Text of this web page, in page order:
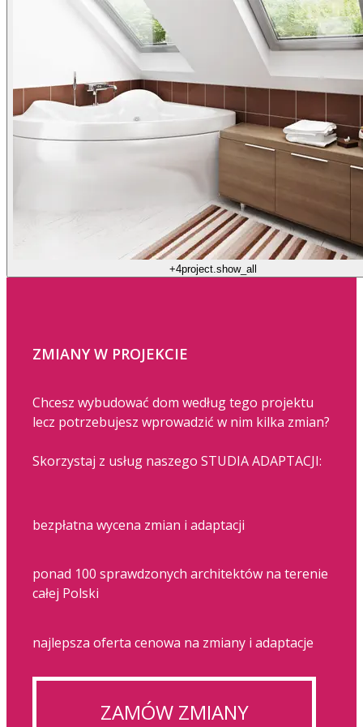
+4project.show_all
ZMIANY W PROJEKCIE
Chcesz wybudować dom według tego projektu
lecz potrzebujesz wprowadzić w nim kilka zmian?
Skorzystaj z usług naszego STUDIA ADAPTACJI:
bezpłatna wycena zmian i adaptacji
ponad 100 sprawdzonych architektów na terenie
całej Polski
najlepsza oferta cenowa na zmiany i adaptacje
ZAMÓW ZMIANY